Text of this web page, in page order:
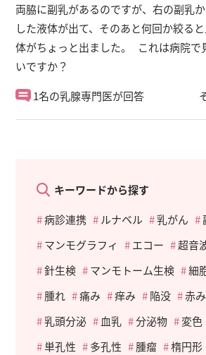
両脇に副乳があるのですが、右の副乳
した液体が出て、そのあと何回か絞る
体がちょっと出ました。 これは病院で
いですか？
1名の乳腺専門医が回答
キーワードから探す
病診連携
ルナベル 乳がん
マンモグラフィ
エコー 超音
針生検
マンモトーム生検 細
腫れ
痛み 痒み 陥没 赤み
乳頭分泌
血乳 分泌物 変色
単孔性
多孔性 腫瘤 楕円形